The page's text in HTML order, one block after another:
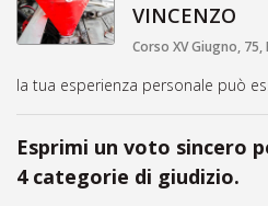
VINCENZO
Corso XV Giugno,
la tua esperienza personale può
Esprimi un voto sincero
4 categorie di giudizio.